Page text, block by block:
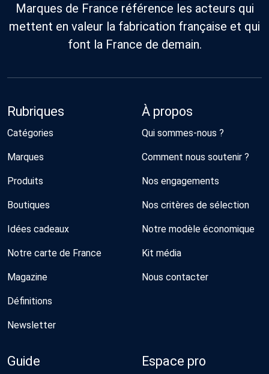
Marques de France référence les acteurs qui
mettent en valeur la fabrication française et qui
font la France de demain.
Rubriques
Catégories
Marques
Produits
Boutiques
Idées cadeaux
Notre carte de France
Magazine
Définitions
Newsletter
À propos
Qui sommes-nous ?
Comment nous soutenir ?
Nos engagements
Nos critères de sélection
Notre modèle économique
Kit média
Nous contacter
Guide Espace pro